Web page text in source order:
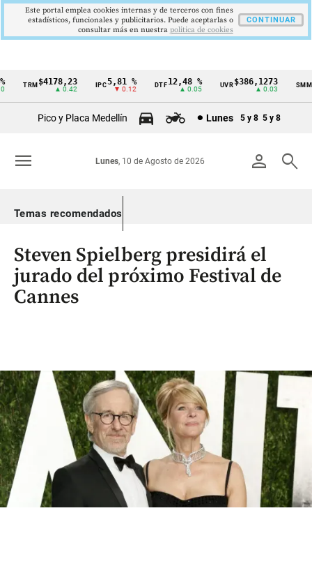
Cintillo
Colombia
TRM$4178,23
▲ 0.42
5,81 %
▼ 0.12
DTF12,48 %
▲ 0.05
UVR$386,1273
▲ 0.03
SMMLV
Pico y Placa Medellín Lunes 5 y 8 5 y 8
person search
Lunes, 10 de Agosto de 2026
menu
Temas recomendados
Steven Spielberg presidirá el
jurado del próximo Festival de
Cannes
Este portal emplea cookies internas y de terceros con fines
estadísticos, funcionales y publicitarios. Puede aceptarlas o
consultar más en nuestra politica de cookies
CONTINUAR